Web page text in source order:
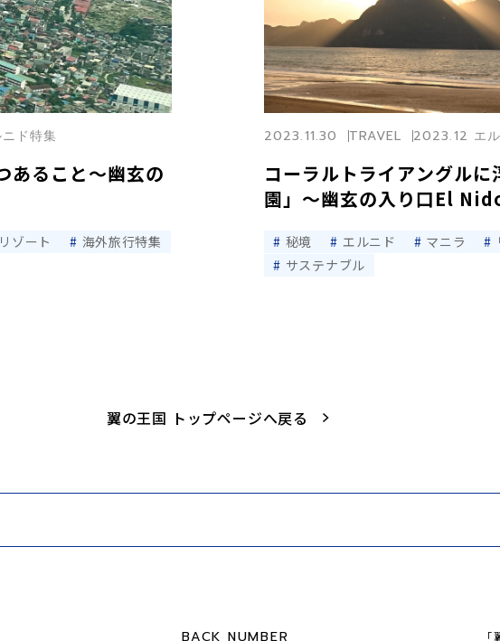
あること〜幽玄の
ド特集
リゾート
海外旅行特集
コーラルトライアングル
園」〜幽玄の入り口El
2023.11.30 TRAVEL 2023.12 エ
秘境 エルニド マニラ
サステナブル
翼の王国 トップページへ戻る
BACK NUMBER